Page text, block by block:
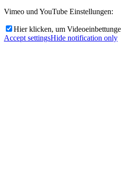
Vimeo und YouTube Einstellungen:
Hier klicken, um
Accept settingsHide notification only